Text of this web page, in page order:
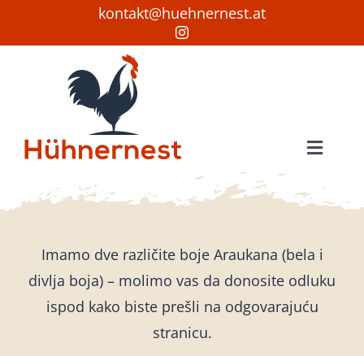
kontakt@huehnernest.at
Toggle
Početna stranica
Oplođena jaja
Prodaja
Imamo dve različite boje Araukana (bela i
divlja boja) – molimo vas da donosite odluku
ispod kako biste prešli na odgovarajuću
stranicu.